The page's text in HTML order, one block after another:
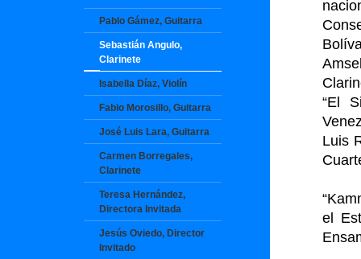
Pablo Gámez, Guitarra
Sebastián Angulo,
Clarinete
Isabella Díaz, Violín
Fabio Morosillo, Guitarra
José Luis Lara, Guitarra
Carmen Borregales,
Clarinete
Teresa Hernández,
Directora Invitada
Jesús Oviedo, Director
Invitado
“El
Luis
el